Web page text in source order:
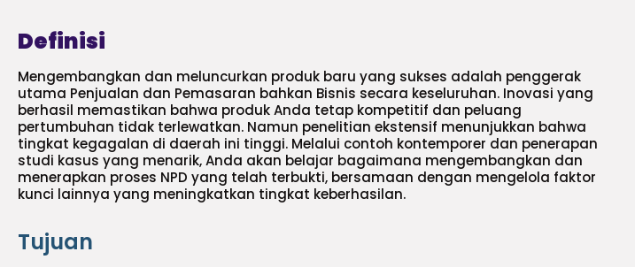
Definisi
Mengembangkan dan meluncurkan produk baru yang sukses adalah penggerak
utama Penjualan dan Pemasaran bahkan Bisnis secara keseluruhan. Inovasi yang
berhasil memastikan bahwa produk Anda tetap kompetitif dan peluang
pertumbuhan tidak terlewatkan. Namun penelitian ekstensif menunjukkan bahwa
tingkat kegagalan di daerah ini tinggi. Melalui contoh kontemporer dan penerapan
studi kasus yang menarik, Anda akan belajar bagaimana mengembangkan dan
menerapkan proses NPD yang telah terbukti, bersamaan dengan mengelola faktor
kunci lainnya yang meningkatkan tingkat keberhasilan.
Tujuan